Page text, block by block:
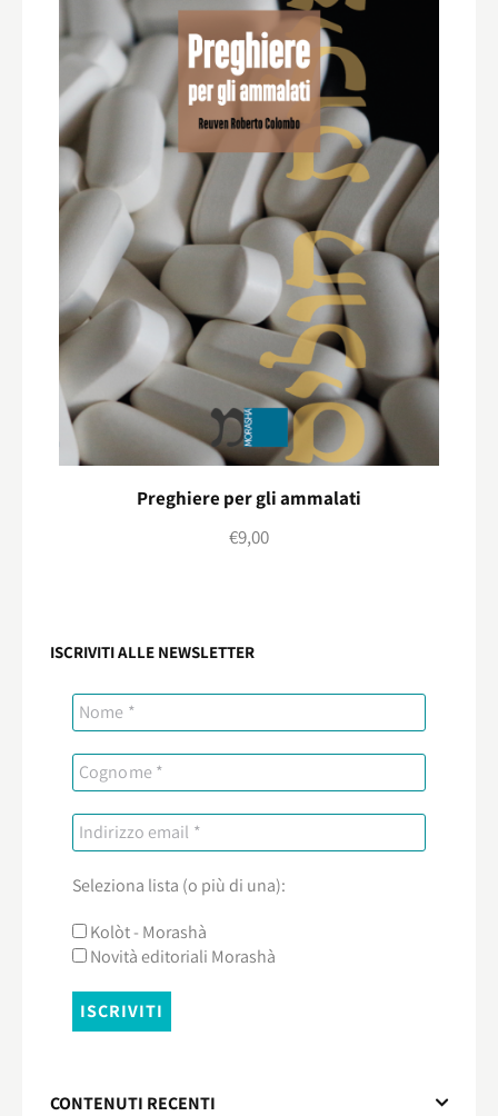
Preghiere per gli ammalati
€9,00
ISCRIVITI ALLE NEWSLETTER
Seleziona lista (o più di una):
Kolòt - Morashà
Novità editoriali Morashà
CONTENUTI RECENTI